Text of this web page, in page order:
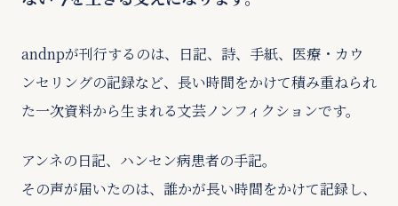
andnpが刊行するのは、日記、詩、手紙、医療・カウ
ンセリングの記録など、長い時間をかけて積み重ねられ
た一次資料から生まれる文芸ノンフィクションです。
アンネの日記、ハンセン病患者の手記。
その声が届いたのは、誰かが長い時間をかけて記録し、